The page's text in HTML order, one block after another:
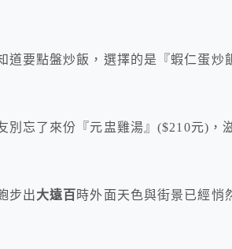
道要點盤炒飯，選擇的是『蝦仁蛋炒
別忘了來份『元盅雞湯』($210元)，
步出大遠百 時外面天色與街景已經悄